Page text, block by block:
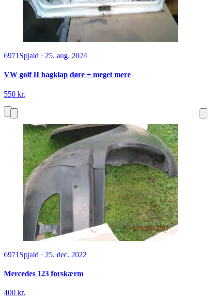
6971 Spjald · 25. aug. 2024
VW golf II bagklap døre + meget mere
550 kr.
6971 Spjald · 25. dec. 2022
Mercedes 123 forskærm
400 kr.